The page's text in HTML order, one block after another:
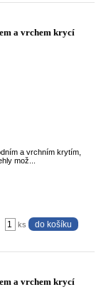
a vrchem krycí
a vrchním krytím,
mož...
ks
a vrchem krycí